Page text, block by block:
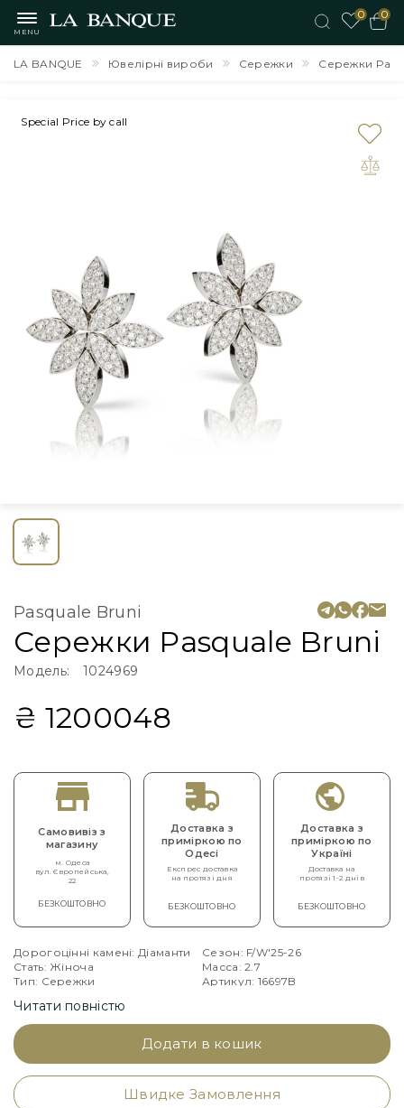
MENU
0
0
LA BANQUE Ювелірні вироби Сережки Сережки
Special Price by call
Pasquale Bruni
Сережки Pasquale Bruni
Модель: 1024969
₴ 1200048
Самовивіз з
магазину
м. Одеса
вул. Європейська,
22
БЕЗКОШТОВНО
Доставка з
приміркою по
Одесі
Експрес доставка
на протязі дня
БЕЗКОШТОВНО
Доставка з
приміркою по
Україні
Доставка на
протязі 1-2 днів
БЕЗКОШТОВНО
Дорогоцінні камені: Діаманти
Стать: Жіноча
Тип: Сережки
Сезон: F/W'25-26
Масса: 2.7
Артикул: 16697B
Читати повністю
Додати в кошик
Швидке Замовлення